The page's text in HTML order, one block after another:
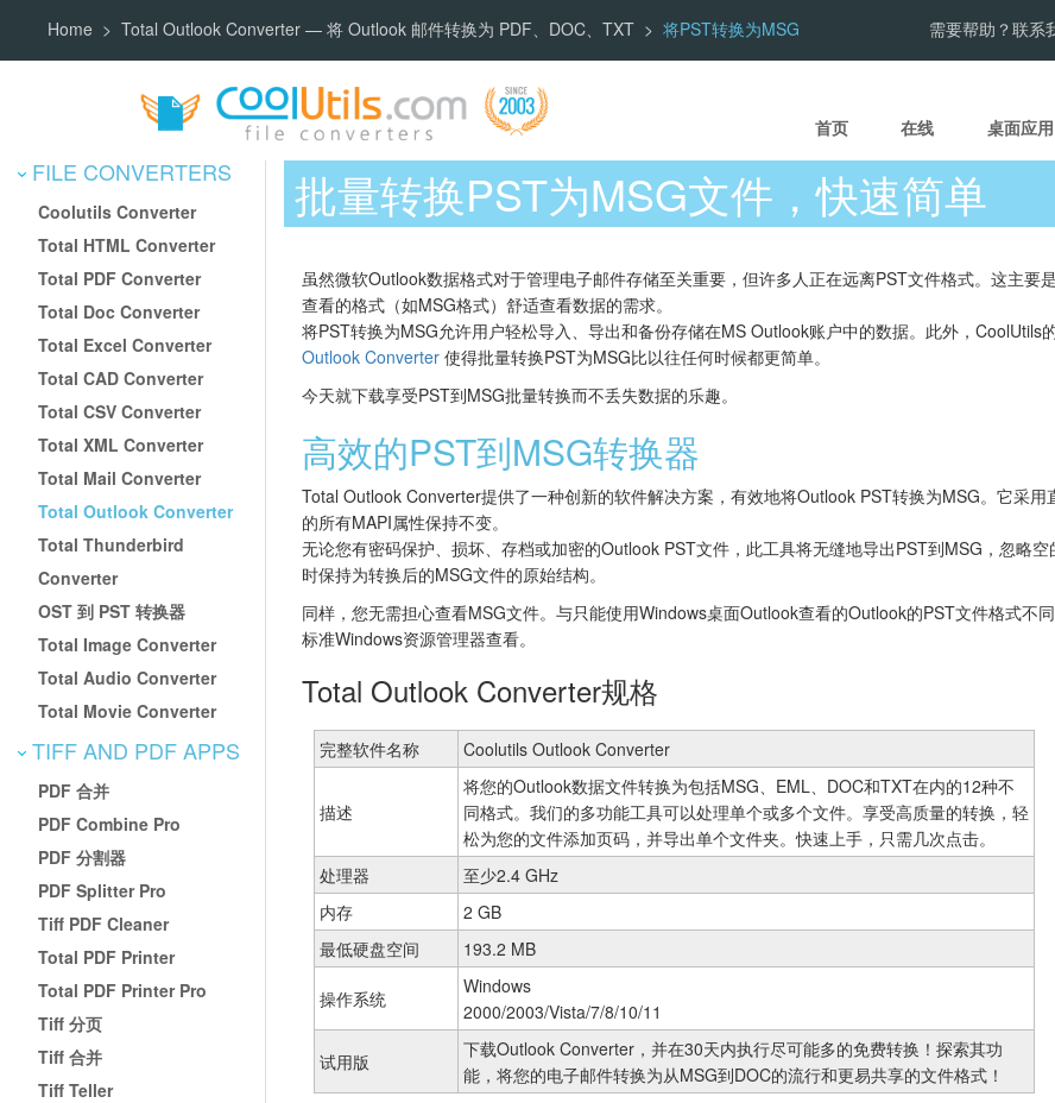
Home Total Outlook Converter — 将 Outlook 邮件转换为 PDF、DOC、TXT 将PST转换为MSG 需要帮助？联系
首页 在线 桌面应用
FILE CONVERTERS
Coolutils Converter
Total HTML Converter
Total PDF Converter
Total Doc Converter
Total Excel Converter
Total CAD Converter
Total CSV Converter
Total XML Converter
Total Mail Converter
Total Outlook Converter
Total Thunderbird
Converter
OST 到 PST 转换器
Total Image Converter
Total Audio Converter
Total Movie Converter
TIFF AND PDF APPS
PDF 合并
PDF Combine Pro
PDF 分割器
PDF Splitter Pro
Tiff PDF Cleaner
Total PDF Printer
Total PDF Printer Pro
Tiff 分页
Tiff 合并
Tiff Teller
批量转换PST为MSG文件，快速简单
虽然微软Outlook数据格式对于管理电子邮件存储至关重要，但许多人正在远离PST文件格式。这主要
查看的格式（如MSG格式）舒适查看数据的需求。
将PST转换为MSG允许用户轻松导入、导出和备份存储在MS Outlook账户中的数据。此外，CoolUtils
Outlook Converter 使得批量转换PST为MSG比以往任何时候都更简单。
今天就下载享受PST到MSG批量转换而不丢失数据的乐趣。
高效的PST到MSG转换器
Total Outlook Converter提供了一种创新的软件解决方案，有效地将Outlook PST转换为MSG。它采
的所有MAPI属性保持不变。
无论您有密码保护、损坏、存档或加密的Outlook PST文件，此工具将无缝地导出PST到MSG，忽略
时保持为转换后的MSG文件的原始结构。
同样，您无需担心查看MSG文件。与只能使用Windows桌面Outlook查看的Outlook的PST文件格式不
标准Windows资源管理器查看。
Total Outlook Converter规格
完整软件名称 Coolutils Outlook Converter
描述
将您的Outlook数据文件转换为包括MSG、EML、DOC和TXT在内的12种不
同格式。我们的多功能工具可以处理单个或多个文件。享受高质量的转换，轻
松为您的文件添加页码，并导出单个文件夹。快速上手，只需几次点击。
处理器
至少2.4 GHz
内存
2 GB
最低硬盘空间
193.2 MB
操作系统
Windows
2000/2003/Vista/7/8/10/11
试用版
下载Outlook Converter，并在30天内执行尽可能多的免费转换！探索其功
能，将您的电子邮件转换为从MSG到DOC的流行和更易共享的文件格式！